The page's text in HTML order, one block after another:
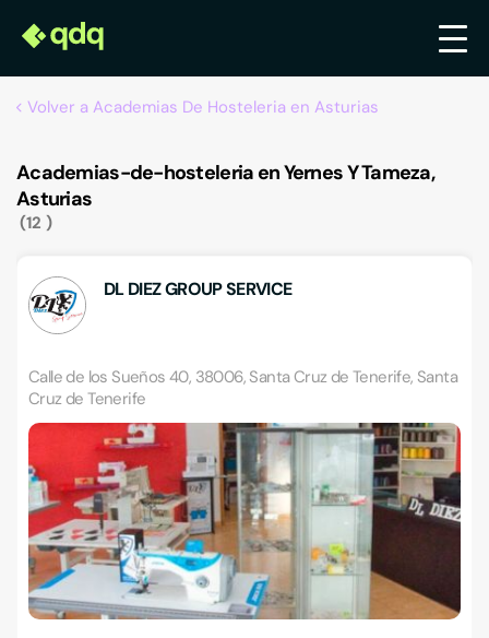
Volver a Academias De Hosteleria en Asturias
Academias-de-hosteleria en Yernes Y Tameza,
Asturias
12
DL DIEZ GROUP SERVICE
Calle de los Sueños 40, 38006, Santa Cruz de Tenerife, Santa
Cruz de Tenerife